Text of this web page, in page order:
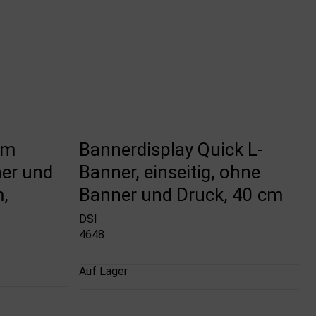
und
Bannerdisplay Quick L-
Banner, einseitig, ohne
Banner und Druck, 40 cm
DSI
4648
Auf Lager